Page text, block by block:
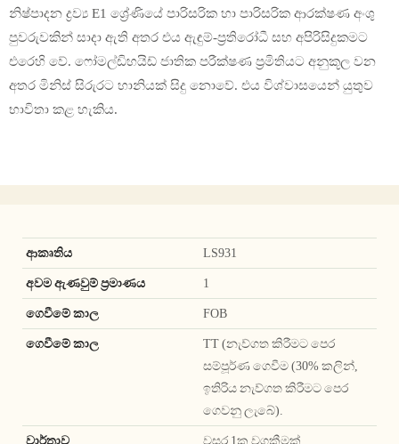
නිෂ්පාදන ද්‍රව්‍ය E1 ශ්‍රේණියේ පාරිසරික හා පාරිසරික ආරක්ෂණ අංශු
පුවරුවකින් සාදා ඇති අතර එය ඇඳුම්-ප්‍රතිරෝධී සහ අපිරිසිදුකමට
එරෙහි වේ. ෆෝමල්ඩිහයිඩ් ජාතික පරීක්ෂණ ප්‍රමිතියට අනුකූල වන
අතර මිනිස් සිරුරට හානියක් සිදු නොවේ. එය විශ්වාසයෙන් යුතුව
භාවිතා කළ හැකිය.
ආකෘතිය LS931
අවම ඇණවුම් ප්‍රමාණය 1
ගෙවීමේ කාල FOB
ගෙවීමේ කාල
TT (නැව්ගත කිරීමට පෙර
සම්පූර්ණ ගෙවීම (30% කලින්,
ඉතිරිය නැව්ගත කිරීමට පෙර
ගෙවනු ලැබේ).
වාර්තාව වසර 1ක වගකීමක්